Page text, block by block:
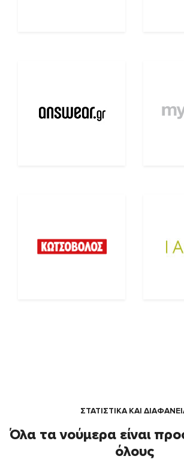
ΣΤΑΤΙΣΤΙΚΑ ΚΑΙ
Όλα τα νούμερα είναι
όλους